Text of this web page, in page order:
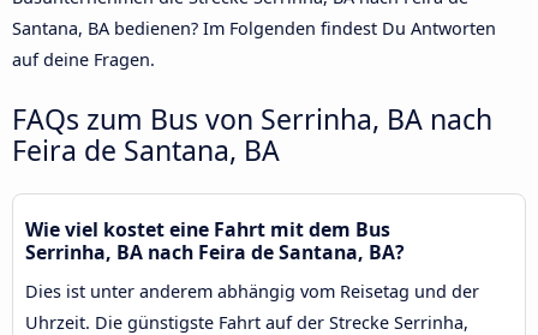
Santana, BA bedienen? Im Folgenden findest Du Antworten
auf deine Fragen.
FAQs zum Bus von Serrinha, BA nach
Feira de Santana, BA
Wie viel kostet eine Fahrt mit dem Bus
Serrinha, BA nach Feira de Santana, BA?
Dies ist unter anderem abhängig vom Reisetag und der
Uhrzeit. Die günstigste Fahrt auf der Strecke Serrinha,